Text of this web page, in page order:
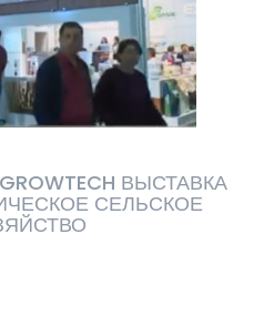
ВЫСТАВКА
СЕЛЬСКОЕ